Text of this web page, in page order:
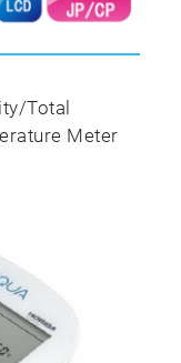
Total
Meter